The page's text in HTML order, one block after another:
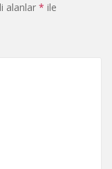
alanlar * ile